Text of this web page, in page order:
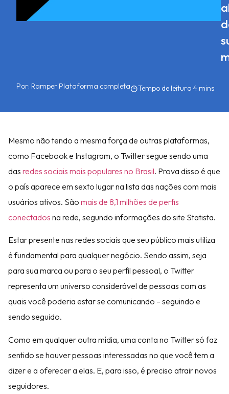
Por: Ramper Plataforma completa
Mesmo não tendo a mesma força de outras plataformas,
como Facebook e Instagram, o Twitter segue sendo uma
das redes sociais mais populares no Brasil. Prova disso é que
o país aparece em sexto lugar na lista das nações com mais
usuários ativos. São mais de 8,1 milhões de perfis
conectados na rede, segundo informações do site Statista.
Estar presente nas redes sociais que seu público mais utiliza
é fundamental para qualquer negócio. Sendo assim, seja
para sua marca ou para o seu perfil pessoal, o Twitter
representa um universo considerável de pessoas com as
quais você poderia estar se comunicando – seguindo e
sendo seguido.
Como em qualquer outra mídia, uma conta no Twitter só faz
sentido se houver pessoas interessadas no que você tem a
dizer e a oferecer a elas. E, para isso, é preciso atrair novos
seguidores.